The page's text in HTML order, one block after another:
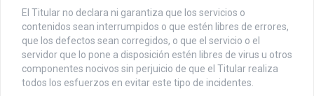
El Titular no declara ni garantiza que los servicios o
contenidos sean interrumpidos o que estén libres de errores,
que los defectos sean corregidos, o que el servicio o el
servidor que lo pone a disposición estén libres de virus u otros
componentes nocivos sin perjuicio de que el Titular realiza
todos los esfuerzos en evitar este tipo de incidentes.